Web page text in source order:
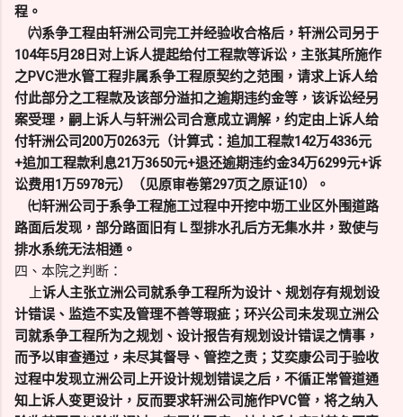
程。
㈥系争工程由轩洲公司完工并经验收合格后，轩洲公司另于
104年5月28日对上诉人提起给付工程款等诉讼，主张其所施作
之PVC泄水管工程非属系争工程原契约之范围，请求上诉人给
付此部分之工程款及该部分溢扣之逾期违约金等，该诉讼经另
案受理，嗣上诉人与轩洲公司合意成立调解，约定由上诉人给
付轩洲公司200万0263元（计算式：追加工程款142万4336元
+追加工程款利息21万3650元+退还逾期违约金34万6299元+诉
讼费用1万5978元）（见原审卷第297页之原证10）。
㈦轩洲公司于系争工程施工过程中开挖中坜工业区外围道路
路面后发现，部分路面旧有Ｌ型排水孔后方无集水井，致使与
排水系统无法相通。
四、本院之判断：
上诉人主张立洲公司就系争工程所为设计、规划存有规划设
计错误、监造不实及管理不善等瑕疵；环兴公司未发现立洲公
司就系争工程所为之规划、设计报告有规划设计错误之情事，
而予以审查通过，未尽其督导、管控之责；艾奕康公司于验收
过程中发现立洲公司上开设计规划错误之后，不循正常管道通
知上诉人变更设计，反而要求轩洲公司施作PVC管，将之纳入